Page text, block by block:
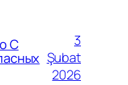
С
3
Şubat
2026